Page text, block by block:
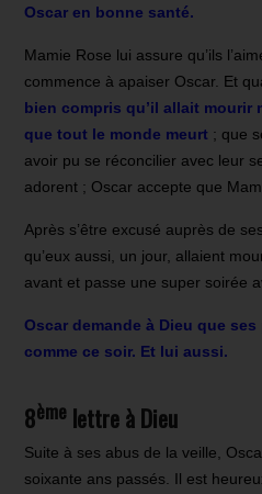
Oscar en bonne santé.
Mamie Rose lui assure qu’ils
commence à apaiser Oscar. Et
bien compris qu’il allait mourir
que tout le monde meurt ; que
avoir pu se réconcilier avec leur
adorent ; Oscar accepte que
Après s’être excusé auprès de
qu’eux aussi, un jour, allaient
avant et passe une super soirée
Oscar demande à Dieu que
comme ce soir. Et lui aussi.
8ème lettre à Dieu
Suite à ses abus de la veille,
soixante ans passés. Il est